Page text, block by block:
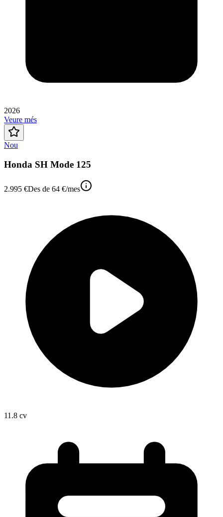
2026
Veure més
Nou
Honda SH Mode 125
2.995 €Des de 64 €/mes
11.8 cv